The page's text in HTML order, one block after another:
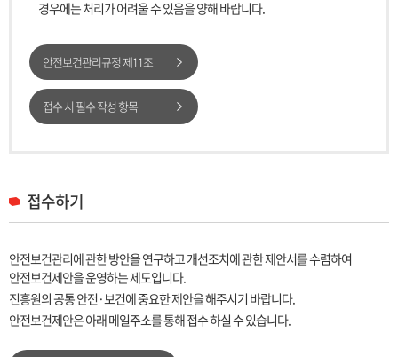
경우에는 처리가 어려울 수 있음을 양해 바랍니다.
안전보건관리규정 제11조
접수 시 필수 작성 항목
접수하기
안전보건관리에 관한 방안을 연구하고 개선조치에 관한 제안서를 수렴하여
안전보건제안을 운영하는 제도입니다.
진흥원의 공통 안전·보건에 중요한 제안을 해주시기 바랍니다.
안전보건제안은 아래 메일주소를 통해 접수 하실 수 있습니다.